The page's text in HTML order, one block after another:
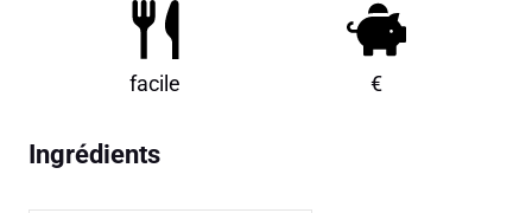
facile €
Ingrédients